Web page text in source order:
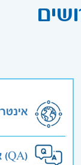
אבטחת איכות (QA)